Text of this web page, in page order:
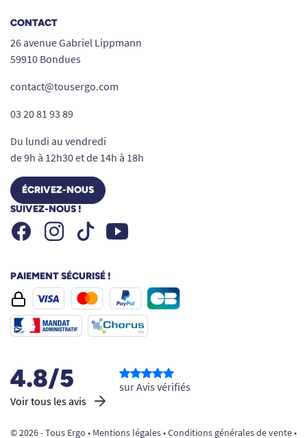
CONTACT
26 avenue Gabriel Lippmann
59910 Bondues
contact@tousergo.com
03 20 81 93 89
Du lundi au vendredi
de 9h à 12h30 et de 14h à 18h
ÉCRIVEZ-NOUS
SUIVEZ-NOUS !
FacebookInstagramTiktok Youtube
PAIEMENT SÉCURISÉ !
4.8/5
Voir tous les avis
sur Avis vérifiés
© 2026 - Tous Ergo • Mentions légales•Conditions générales de vente•